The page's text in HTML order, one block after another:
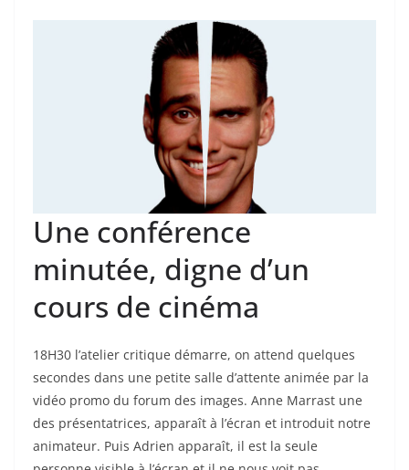
Une conférence
minutée, digne d’un
cours de cinéma
18H30 l’atelier critique démarre, on attend quelques
secondes dans une petite salle d’attente animée par la
vidéo promo du forum des images. Anne Marrast une
des présentatrices, apparaît à l’écran et introduit notre
animateur. Puis Adrien apparaît, il est la seule